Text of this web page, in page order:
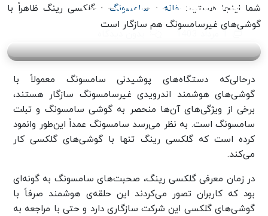
شما اینجا هستید: خانه-سامسونگ-گلکسی رینگ ظاهراً با
گوشی‌های غیرسامسونگ هم سازگار است
غیرسامسونگ هم سازگار است
1 مرداد 1403 بدون دیدگاه
درحالی‌که دستگاه‌های پوشیدنی سامسونگ معمولاً با
گوشی‌های هوشمند اندرویدی غیرسامسونگ سازگار هستند،
برخی از ویژگی‌های آن‌ها منحصر به گوشی‌ سامسونگ و تبلت‌
سامسونگ است. به نظر می‌رسد سامسونگ عمداً این‌طور وانمود
کرده است که گلکسی رینگ تنها با گوشی‌های گلکسی کار
می‌کند.
در زمان معرفی گلکسی رینگ، صحبت‌های سامسونگ به گونه‌ای
بود که کاربران تصور می‌کردند این حلقه‌ی هوشمند صرفاً با
گوشی‌های گلکسی این شرکت سازگاری دارد و حتی با مراجعه به